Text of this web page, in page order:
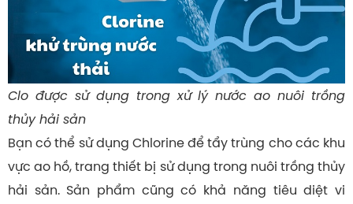
Clo được sử dụng trong xử lý nước ao nuôi trồng
thủy hải sản
Bạn có thể sử dụng Chlorine để tẩy trùng cho các khu
vực ao hồ, trang thiết bị sử dụng trong nuôi trồng thủy
hải sản. Sản phẩm cũng có khả năng tiêu diệt vi